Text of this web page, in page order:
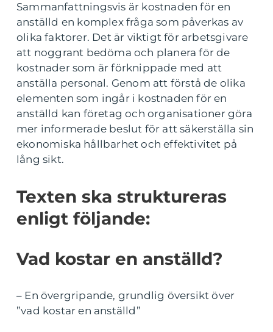
Sammanfattningsvis är kostnaden för en
anställd en komplex fråga som påverkas av
olika faktorer. Det är viktigt för arbetsgivare
att noggrant bedöma och planera för de
kostnader som är förknippade med att
anställa personal. Genom att förstå de olika
elementen som ingår i kostnaden för en
anställd kan företag och organisationer göra
mer informerade beslut för att säkerställa sin
ekonomiska hållbarhet och effektivitet på
lång sikt.
Texten ska struktureras
enligt följande:
Vad kostar en anställd?
– En övergripande, grundlig översikt över
”vad kostar en anställd”